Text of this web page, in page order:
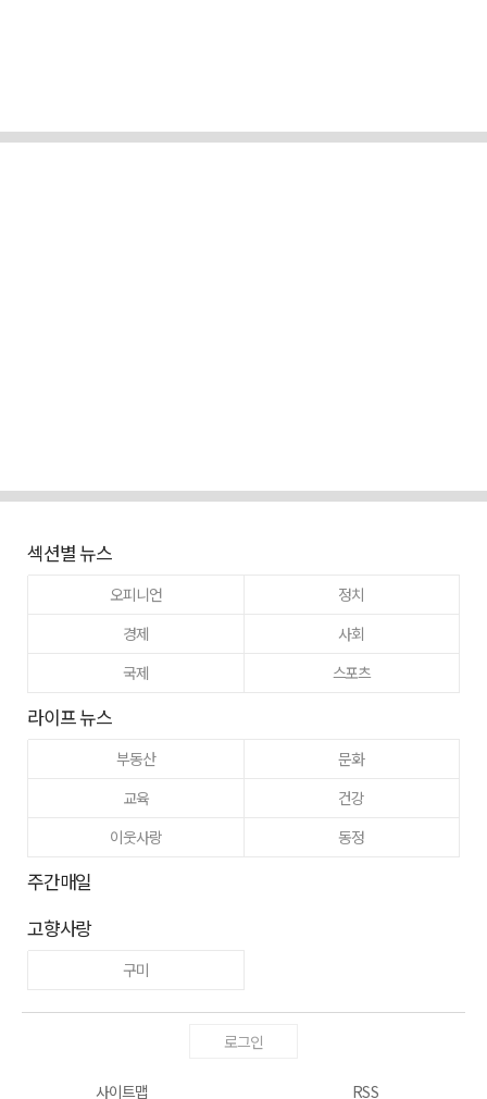
섹션별 뉴스
오피니언
정치
경제
사회
국제
스포츠
라이프 뉴스
부동산
문화
교육
건강
이웃사랑
동정
주간매일
고향사랑
구미
로그인
사이트맵 RSS